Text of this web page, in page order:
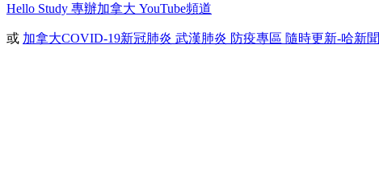
Hello Study 專辦加拿大 YouTube頻道
或 加拿大COVID-19新冠肺炎 武漢肺炎 防疫專區 隨時更新-哈新聞